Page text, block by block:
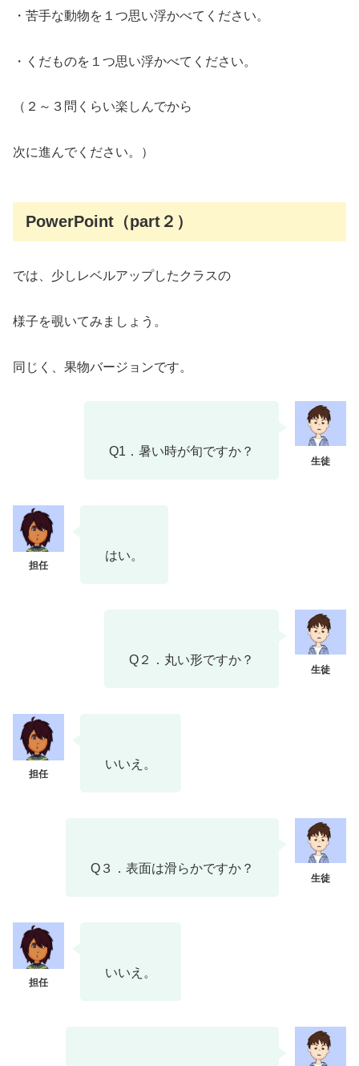
・苦手な動物を１つ思い浮かべてください。
・くだものを１つ思い浮かべてください。
（２～３問くらい楽しんでから
次に進んでください。）
PowerPoint（part２）
では、少しレベルアップしたクラスの
様子を覗いてみましょう。
同じく、果物バージョンです。
Q1．暑い時が旬ですか？
はい。
Q２．丸い形ですか？
いいえ。
Q３．表面は滑らかですか？
いいえ。